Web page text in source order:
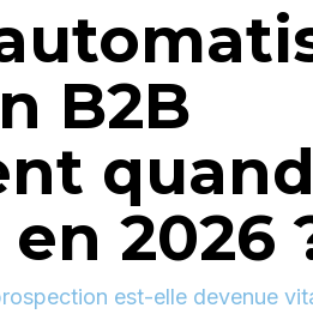
B2B
2026
est-elle devenue